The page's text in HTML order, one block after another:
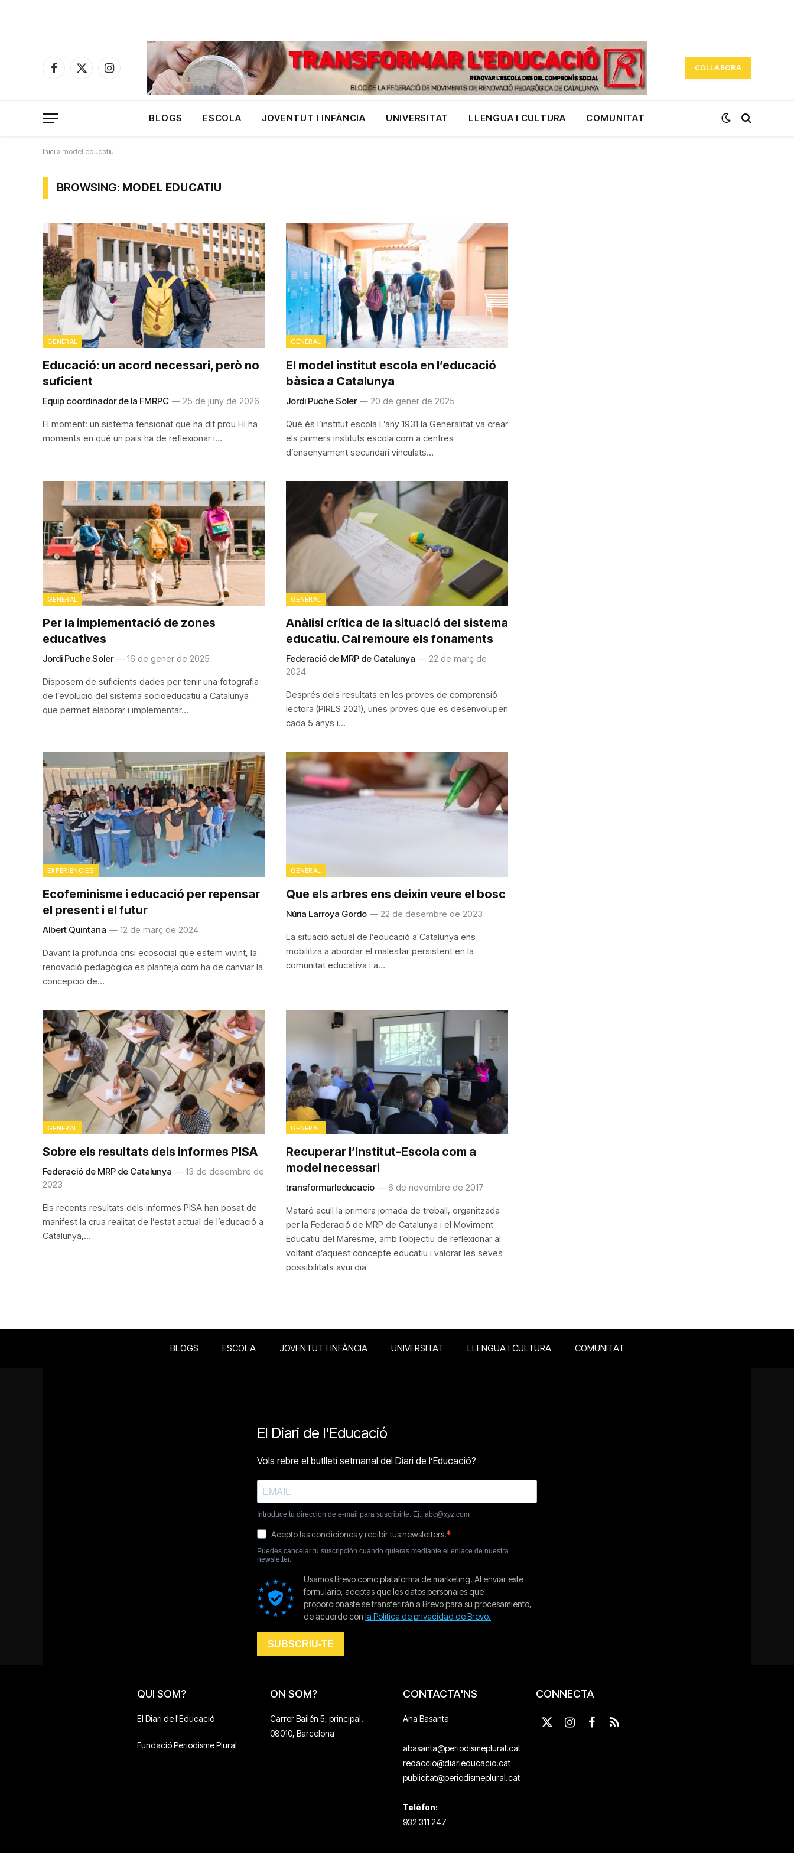
Facebook
X
Instagram
COL·LABORA
BLOGS ESCOLA JOVENTUT I INFÀNCIA UNIVERSITAT LLENGUA I CULTURA COMUNITAT
Inici » model educatiu
BROWSING: MODEL EDUCATIU
GENERAL
Educació: un acord necessari, però no
suficient
Equip coordinador de la FMRPC 25 de juny de 2026
El moment: un sistema tensionat que ha dit prou Hi ha
moments en què un país ha de reflexionar i…
GENERAL
El model institut escola en l’educació
bàsica a Catalunya
Jordi Puche Soler 20 de gener de 2025
Què és l’institut escola L’any 1931 la Generalitat va crear
els primers instituts escola com a centres
d’ensenyament secundari vinculats…
GENERAL
Per la implementació de zones
educatives
Jordi Puche Soler 16 de gener de 2025
Disposem de suficients dades per tenir una fotografia
de l’evolució del sistema socioeducatiu a Catalunya
que permet elaborar i implementar…
GENERAL
Anàlisi crítica de la situació del sistema
educatiu. Cal remoure els fonaments
Federació de MRP de Catalunya
22 de març de
2024
Després dels resultats en les proves de comprensió
lectora (PIRLS 2021), unes proves que es desenvolupen
cada 5 anys i…
EXPERIÈNCIES
Ecofeminisme i educació per repensar
el present i el futur
Albert Quintana 12 de març de 2024
Davant la profunda crisi ecosocial que estem vivint, la
renovació pedagògica es planteja com ha de canviar la
concepció de…
GENERAL
Que els arbres ens deixin veure el bosc
Núria Larroya Gordo 22 de desembre de 2023
La situació actual de l’educació a Catalunya ens
mobilitza a abordar el malestar persistent en la
comunitat educativa i a…
GENERAL
Sobre els resultats dels informes PISA
Federació de MRP de Catalunya
13 de desembre de
2023
Els recents resultats dels informes PISA han posat de
manifest la crua realitat de l’estat actual de l’educació a
Catalunya,…
GENERAL
Recuperar l’Institut-Escola com a
model necessari
transformarleducacio 6 de novembre de 2017
Mataró acull la primera jornada de treball, organitzada
per la Federació de MRP de Catalunya i el Moviment
Educatiu del Maresme, amb l’objectiu de reflexionar al
voltant d’aquest concepte educatiu i valorar les seves
possibilitats avui dia
BLOGS ESCOLA JOVENTUT I INFÀNCIA UNIVERSITAT LLENGUA I CULTURA COMUNITAT
QUI SOM?
El Diari de l'Educació
Fundació Periodisme Plural
ON SOM?
Carrer Bailén 5, principal.
08010, Barcelona
CONTACTA'NS
Ana Basanta
abasanta@periodismeplural.cat
redaccio@diarieducacio.cat
publicitat@periodismeplural.cat
Telèfon:
932 311 247
CONNECTA
X
InstagramFacebook
RSS